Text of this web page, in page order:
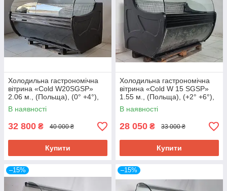
Холодильна гастрономічна
вітрина «Cold W20SGSP»
2.06 м., (Польща), (0° +4°),
викладка 73 см., Б/у
В наявності
32 800 ₴ 40 000 ₴
Купити
Холодильна гастрономічна
вітрина «Cold W 15 SGSP»
1.55 м., (Польща), (+2° +6°),
викладка 73 см., Б/у
В наявності
28 050 ₴ 33 000 ₴
Купити
–15% –15%